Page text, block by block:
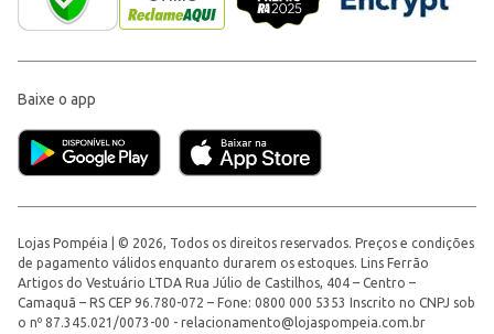
Baixe o app
Lojas Pompéia | © 2026, Todos os direitos reservados. Preços e condições
de pagamento válidos enquanto durarem os estoques. Lins Ferrão
Artigos do Vestuário LTDA Rua Júlio de Castilhos, 404 – Centro –
Camaquã – RS CEP 96.780-072 – Fone: 0800 000 5353 Inscrito no CNPJ sob
o nº 87.345.021/0073-00 - relacionamento@lojaspompeia.com.br